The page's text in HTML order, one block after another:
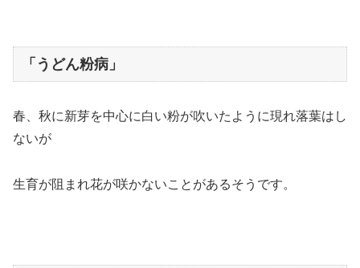
「うどん粉病」
春、秋に新芽を中心に白い粉が吹いたように現れ落葉はし
ないが
生育が阻まれ花が咲かないことがあるそうです。